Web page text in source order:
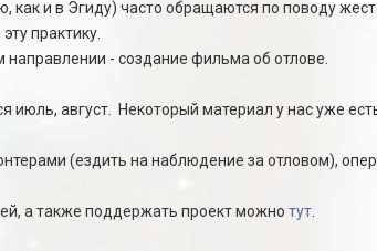
как и в Эгиду) часто обращаются по поводу
практику.
направлении - создание фильма об отлове.
июль, август. Некоторый материал у нас уже
(ездить на наблюдение за отловом),
а также поддержать проект можно тут